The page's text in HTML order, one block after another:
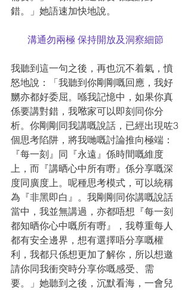
錯。」她語速加快地說。
溝通勿兩極 保持開放及洞察細節
我聽到這一句之後，再也沉不着氣，憤
怒地說：「我聽到你剛剛嘅回應，我好
嬲亦都好委屈。喺我記憶中，如果你真
係要講對錯，我𠵱家可以即刻同你分
析。你剛剛同我講嘅說話，已經出現咗3
個思考陷阱，將我哋嘅討論推向極端：
『每一刻』同『永遠』係時間嘅維度
上，而『講晒心中所有嘢』係分享嘅深
度同廣度上。呢種思考模式，可以統稱
為『非黑即白』。我剛剛同你講嘅說話
當中，我並無講過，亦都唔想『每一刻
都知晒你心中嘅所有嘢』，我尊重每人
都有安全邊界，想有選擇唔分享嘅權
利，我都只係想更加了解你，所以想邀
請你同我衝突時分享你嘅感受、需
要。」她聽到之後，沉默看海，一會兒